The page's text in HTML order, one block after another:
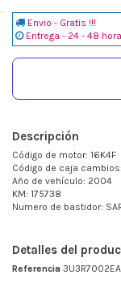
Envio - Gratis !!!
Entrega - 24 - 48
Descripción
Código de motor: 16K4F
Código de caja
Año de vehículo: 2004
KM: 175738
Numero de bastidor:
Detalles del
Referencia 3U3R7002EA